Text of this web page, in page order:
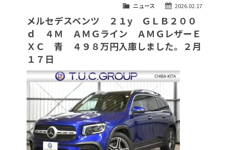
自動車保険
TUCとは？
リクルート
納車blog
スタッフblog
会社概要
2026.02.17
ニュース
メルセデスベンツ ２１y ＧＬＢ２００
ｄ ４Ｍ ＡＭＧライン ＡＭＧレザーＥ
ＸＣ 青 ４９８万円入庫しました。２月
１７日